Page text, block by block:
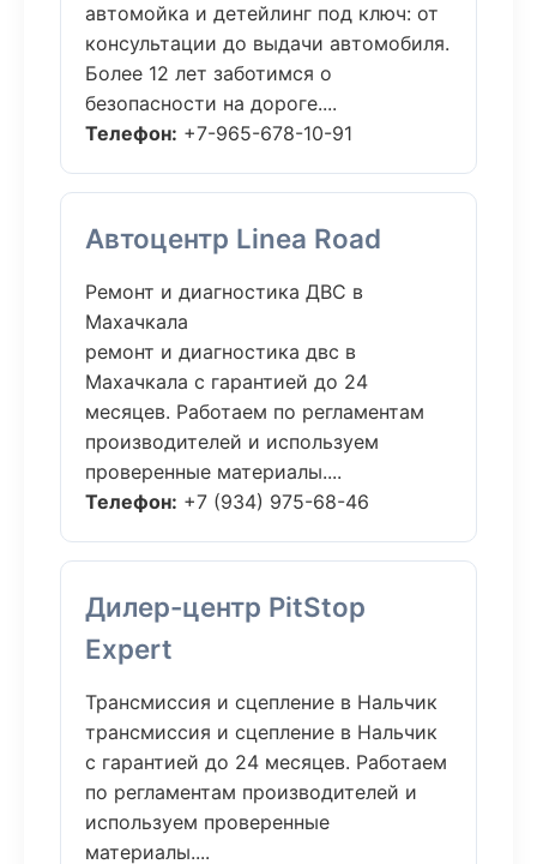
автомойка и детейлинг под ключ: от
консультации до выдачи автомобиля.
Более 12 лет заботимся о
безопасности на дороге....
Телефон: +7-965-678-10-91
Автоцентр Linea Road
Ремонт и диагностика ДВС в
Махачкала
ремонт и диагностика двс в
Махачкала с гарантией до 24
месяцев. Работаем по регламентам
производителей и используем
проверенные материалы....
Телефон: +7 (934) 975-68-46
Дилер-центр PitStop
Expert
Трансмиссия и сцепление в Нальчик
трансмиссия и сцепление в Нальчик
с гарантией до 24 месяцев. Работаем
по регламентам производителей и
используем проверенные
материалы....